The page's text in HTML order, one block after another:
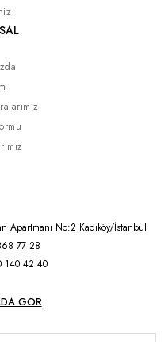
Apartmanı No:2 Kadıköy/İstanbul
77 28
140 42 40
GÖR